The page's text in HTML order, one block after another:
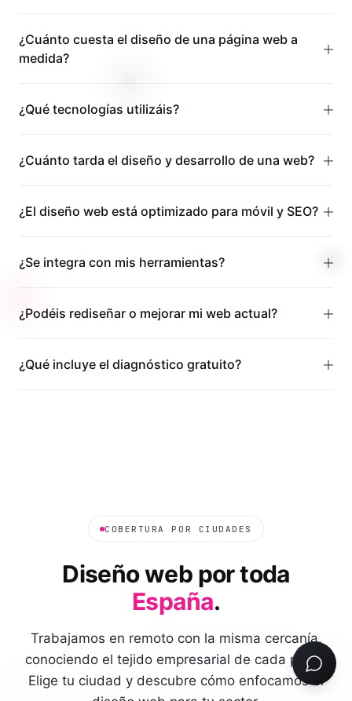
¿Cuánto cuesta el diseño de una página web a
medida?
¿Qué tecnologías utilizáis?
¿Cuánto tarda el diseño y desarrollo de una web?
¿El diseño web está optimizado para móvil y SEO?
¿Se integra con mis herramientas?
¿Podéis rediseñar o mejorar mi web actual?
¿Qué incluye el diagnóstico gratuito?
COBERTURA POR CIUDADES
Diseño web por toda
España.
Trabajamos en remoto con la misma cercanía,
conociendo el tejido empresarial de cada plaza.
Elige tu ciudad y descubre cómo enfocamos el